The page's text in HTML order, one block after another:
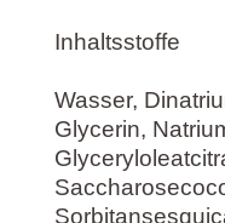
Inhaltsstoffe
Wasser,
Glycerin,